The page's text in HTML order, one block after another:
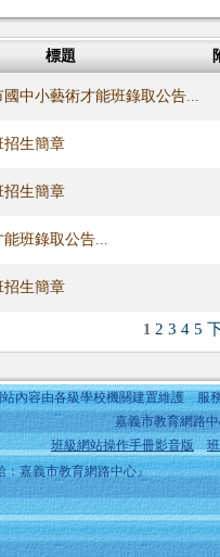
標題
國中小藝術才能班錄取公告...
招生簡章
招生簡章
能班錄取公告...
招生簡章
1 2 3 4 5
站內容由各級學校機關建置維護 服
嘉義市教育網路
班級網站操作手冊影音版
：嘉義市教育網路中心』